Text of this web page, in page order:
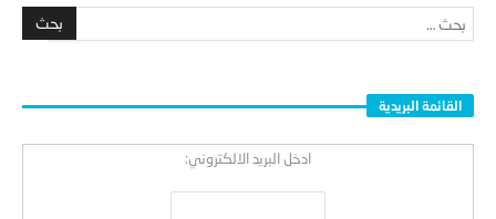
القائمة البريدية
ادخل البريد الالكتروني: